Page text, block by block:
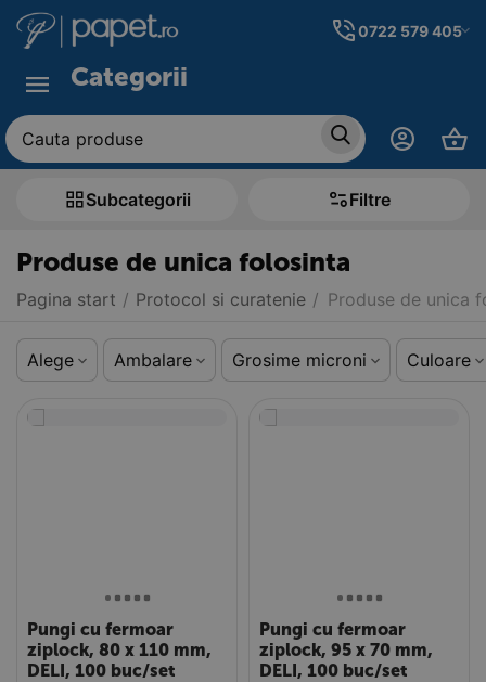
0722 579 405
Categorii
Subcategorii Filtre
Produse de unica folosinta
Pagina start / Protocol si curatenie / Produse de unica
Alege Ambalare Grosime microni Culoare
Pungi cu fermoar
ziplock, 80 x 110 mm,
DELI, 100 buc/set
Pungi cu fermoar
ziplock, 95 x 70 mm,
DELI, 100 buc/set